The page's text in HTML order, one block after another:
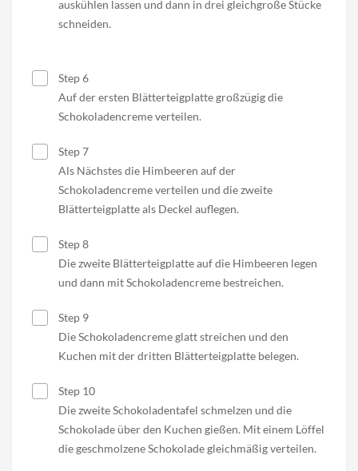
auskühlen lassen und dann in drei gleichgroße Stücke
schneiden.
Step 6
Auf der ersten Blätterteigplatte großzügig die
Schokoladencreme verteilen.
Step 7
Als Nächstes die Himbeeren auf der
Schokoladencreme verteilen und die zweite
Blätterteigplatte als Deckel auflegen.
Step 8
Die zweite Blätterteigplatte auf die Himbeeren legen
und dann mit Schokoladencreme bestreichen.
Step 9
Die Schokoladencreme glatt streichen und den
Kuchen mit der dritten Blätterteigplatte belegen.
Step 10
Die zweite Schokoladentafel schmelzen und die
Schokolade über den Kuchen gießen. Mit einem Löffel
die geschmolzene Schokolade gleichmäßig verteilen.